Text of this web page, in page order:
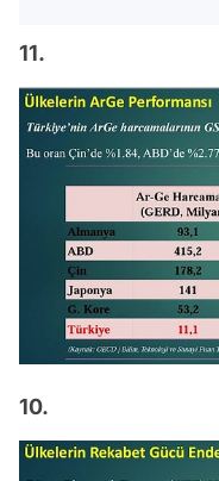
11.
10.